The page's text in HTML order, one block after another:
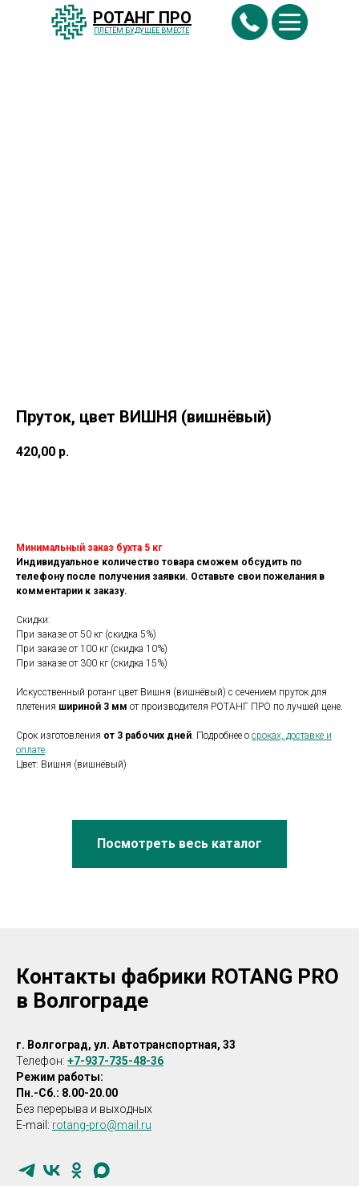
РОТАНГ ПРО
ПЛЕТËМ БУДУЩЕЕ ВМЕСТЕ
Пруток, цвет ВИШНЯ (вишнёвый)
420,00 р.
Минимальный заказ бухта 5 кг
Индивидуальное количество товара сможем обсудить по
телефону после получения заявки. Оставьте свои пожелания в
комментарии к заказу.
Скидки:
При заказе от 50 кг (скидка 5%)
При заказе от 100 кг (скидка 10%)
При заказе от 300 кг (скидка 15%)
Искусственный ротанг цвет Вишня (вишнёвый) с сечением пруток для
плетения шириной 3 мм от производителя РОТАНГ ПРО по лучшей цене.
Срок изготовления от 3 рабочих дней. Подробнее о сроках, доставке и
оплате.
Цвет: Вишня (вишнёвый)
Посмотреть весь каталог
Контакты фабрики ROTANG PRO
в Волгограде
г. Волгоград, ул. Автотранспортная, 33
Телефон: +7-937-735-48-36
Режим работы:
Пн.-Сб.: 8.00-20.00
Без перерыва и выходных
E-mail: rotang-pro@mail.ru